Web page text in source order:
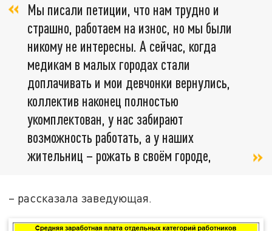
Мы писали петиции, что нам трудно и
страшно, работаем на износ, но мы были
никому не интересны. А сейчас, когда
медикам в малых городах стали
доплачивать и мои девчонки вернулись,
коллектив наконец полностью
укомплектован, у нас забирают
возможность работать, а у наших
жительниц – рожать в своём городе,
– рассказала заведующая.